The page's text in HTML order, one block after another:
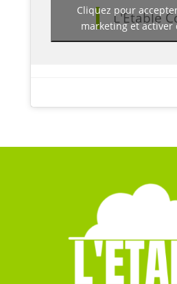
L'Étable
Cliquez pour
marketing et activer